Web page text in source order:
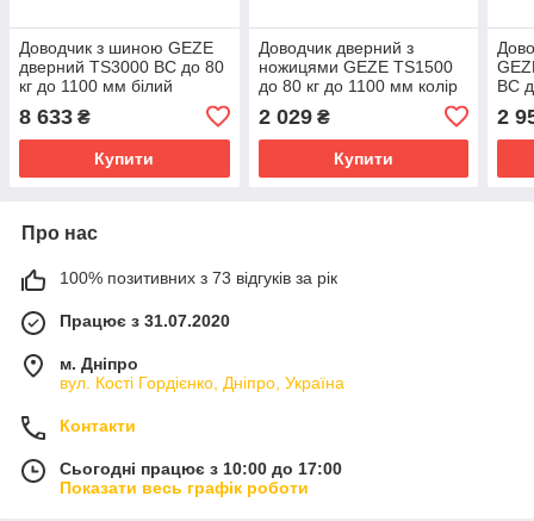
Доводчик з шиною GEZE
дверний TS3000 BC до 80
кг до 1100 мм білий
8 633 ₴
Купити
Доводчик дверний з
ножицями GEZE TS1500
до 80 кг до 1100 мм колір
2 029₴
Купити
BC
2
Про нас
100% позитивних з 73 відгуків за рік
Працює з 31.07.2020
м. Дніпро
вул. Кості Гордієнко, Дніпро, Україна
Контакти
Сьогодні працює з 10:00 до 17:00
Показати весь графік роботи